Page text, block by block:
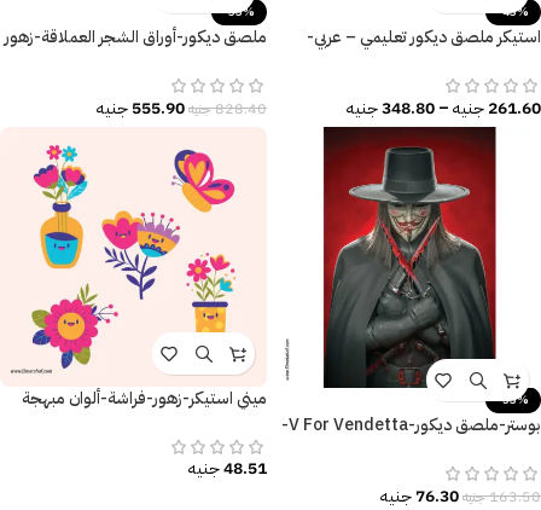
-43%
استيكر ملصق ديكور تعليمي – عربي-
261.60جنيه–
348.80جنيه
-33%
ملصق ديكور-أوراق الشجر العملاقة-زهور
828.40جنيه555.90جنيه
-53%
بوستر-ملصق ديكور-V For Vendetta-
163.50جنيه76.30جنيه
ميني استيكر-زهور-فراشة-ألوان مبهجة
48.51جنيه